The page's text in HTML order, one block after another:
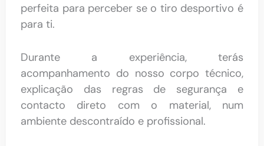
perfeita para perceber se o tiro desportivo é
para ti.
Durante a experiência, terás
acompanhamento do nosso corpo técnico,
explicação das regras de segurança e
contacto direto com o material, num
ambiente descontraído e profissional.